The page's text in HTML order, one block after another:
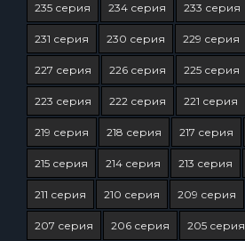
235 серия 234 серия 233 серия
231 серия 230 серия 229 серия
227 серия 226 серия 225 серия
223 серия 222 серия 221 серия
219 серия 218 серия 217 серия
215 серия 214 серия 213 серия
211 серия 210 серия 209 серия
207 серия 206 серия 205 серия